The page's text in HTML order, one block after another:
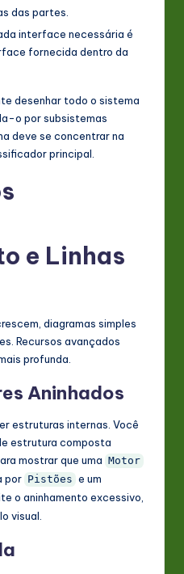
das partes.
interface necessária é
fornecida dentro da
desenhar todo o sistema
o por subsistemas
deve se concentrar na
principal.
e Linhas
diagramas simples
Recursos avançados
profunda.
Aninhados
estruturas internas. Você
estrutura composta
mostrar que uma Motor
por Pistões e um
o aninhamento excessivo,
visual.